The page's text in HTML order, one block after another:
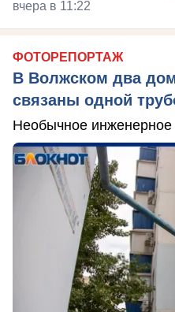
вчера в 11:22
ФОТОРЕПОРТАЖ
В Волжском два
связаны одной
Необычное